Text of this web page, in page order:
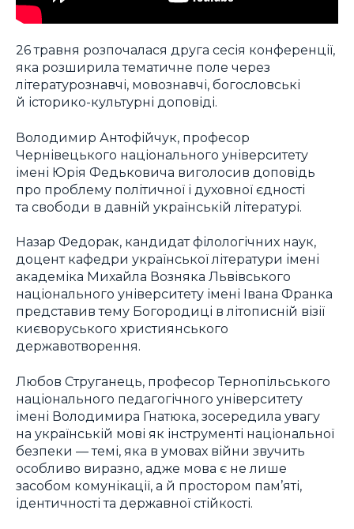
26 травня розпочалася друга сесія конференції,
яка розширила тематичне поле через
літературознавчі, мовознавчі, богословські
й історико-культурні доповіді.
Володимир Антофійчук, професор
Чернівецького національного університету
імені Юрія Федьковича виголосив доповідь
про проблему політичної і духовної єдності
та свободи в давній українській літературі.
Назар Федорак, кандидат філологічних наук,
доцент кафедри української літератури імені
академіка Михайла Возняка Львівського
національного університету імені Івана Франка
представив тему Богородиці в літописній візії
києворуського християнського
державотворення.
Любов Струганець, професор Тернопільського
національного педагогічного університету
імені Володимира Гнатюка, зосередила увагу
на українській мові як інструменті національної
безпеки — темі, яка в умовах війни звучить
особливо виразно, адже мова є не лише
засобом комунікації, а й простором пам’яті,
ідентичності та державної стійкості.